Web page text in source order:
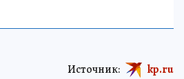
Источник: kp.ru